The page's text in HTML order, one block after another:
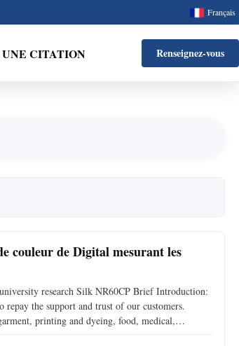
Français
CITATION Renseignez-vous
couleur de Digital mesurant les
research Silk NR60CP Brief Introduction:
the support and trust of our customers.
printing and dyeing, food, medical,